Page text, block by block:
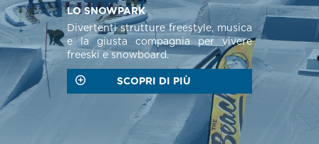
LO SNOWPARK
Divertenti strutture freestyle, musica
e la giusta compagnia per vivere
freeski e snowboard.
SCOPRI DI PIÙ